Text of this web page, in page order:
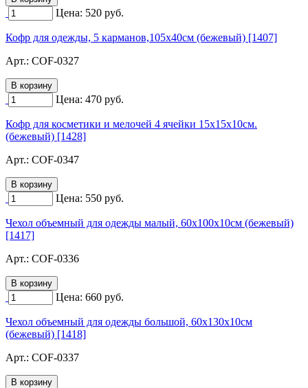
Цена: 520 руб.
Кофр для одежды, 5 карманов,105х40см (бежевый) [1407]
Арт.: COF-0327
Цена: 470 руб.
Кофр для косметики и мелочей 4 ячейки 15х15х10см.
(бежевый) [1428]
Арт.: COF-0347
Цена: 550 руб.
Чехол объемный для одежды малый, 60х100х10см (бежевый)
[1417]
Арт.: COF-0336
Цена: 660 руб.
Чехол объемный для одежды большой, 60х130х10см
(бежевый) [1418]
Арт.: COF-0337